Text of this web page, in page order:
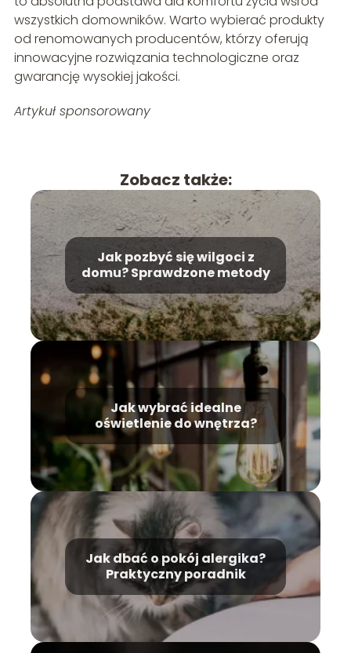
wszystkich domowników. Warto wybierać produkty
od renomowanych producentów, którzy oferują
innowacyjne rozwiązania technologiczne oraz
gwarancję wysokiej jakości.
Artykuł sponsorowany
Zobacz także:
Jak pozbyć się wilgoci z
domu? Sprawdzone metody
Jak wybrać idealne
oświetlenie do wnętrza?
Jak dbać o pokój alergika?
Praktyczny poradnik